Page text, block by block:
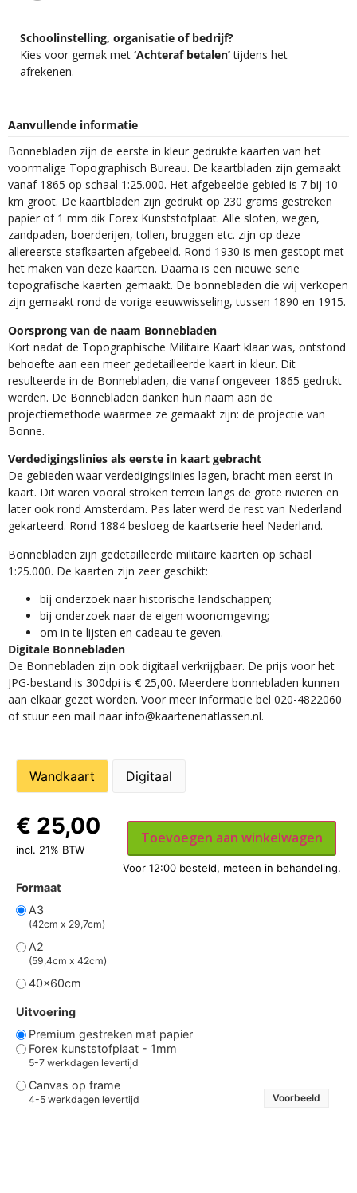
Schoolinstelling, organisatie of bedrijf?
Kies voor gemak met ‘Achteraf betalen’tijdens het
afrekenen.
Aanvullende informatie
Bonnebladen zijn de eerste in kleur gedrukte kaarten van het
voormalige Topographisch Bureau. De kaartbladen zijn gemaakt
vanaf 1865 op schaal 1:25.000. Het afgebeelde gebied is 7 bij 10
km groot. De kaartbladen zijn gedrukt op 230 grams gestreken
papier of 1 mm dik Forex Kunststofplaat. Alle sloten, wegen,
zandpaden, boerderijen, tollen, bruggen etc. zijn op deze
allereerste stafkaarten afgebeeld. Rond 1930 is men gestopt met
het maken van deze kaarten. Daarna is een nieuwe serie
topografische kaarten gemaakt. De bonnebladen die wij verkopen
zijn gemaakt rond de vorige eeuwwisseling, tussen 1890 en 1915.
Oorsprong van de naam Bonnebladen
Kort nadat de Topographische Militaire Kaart klaar was, ontstond
behoefte aan een meer gedetailleerde kaart in kleur. Dit
resulteerde in de Bonnebladen, die vanaf ongeveer 1865 gedrukt
werden. De Bonnebladen danken hun naam aan de
projectiemethode waarmee ze gemaakt zijn: de projectie van
Bonne.
Verdedigingslinies als eerste in kaart gebracht
De gebieden waar verdedigingslinies lagen, bracht men eerst in
kaart. Dit waren vooral stroken terrein langs de grote rivieren en
later ook rond Amsterdam. Pas later werd de rest van Nederland
gekarteerd. Rond 1884 besloeg de kaartserie heel Nederland.
Bonnebladen zijn gedetailleerde militaire kaarten op schaal
1:25.000. De kaarten zijn zeer geschikt:​
​bij onderzoek naar historische landschappen;
bij onderzoek naar de eigen woonomgeving;
om in te lijsten en cadeau te geven.
Digitale Bonnebladen
De Bonnebladen zijn ook digitaal verkrijgbaar. De prijs voor het
JPG-bestand is 300dpi is € 25,00. Meerdere bonnebladen kunnen
aan elkaar gezet worden. Voor meer informatie bel 020-4822060
of stuur een mail naar info@kaartenenatlassen.nl.
Wandkaart Digitaal
Formaat
A3
(42cm x 29,7cm)
A2
(59,4cm x 42cm)
40x60cm
Uitvoering
Premium gestreken mat papier
Forex kunststofplaat - 1mm
5-7 werkdagen levertijd
Canvas op frame
4-5 werkdagen levertijd Voorbeeld
€ 25,00
incl. 21% BTW
Toevoegen aan winkelwagen